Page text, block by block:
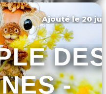
Ajouté le 20
DES
-